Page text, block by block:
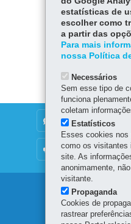
DENUNCIE CORRUPÇÃO
OUVIDORIA
Navegação
principal
estatísticas de
escolher como
a partir das
Para mais
nossa Política
Necessários
Sem esse tipo de
funciona
coletam
Estatísticos
Esses cookies nos
como os visitantes
site. As
anonimamente,
visitante.
Propaganda
Cookies de
rastrear